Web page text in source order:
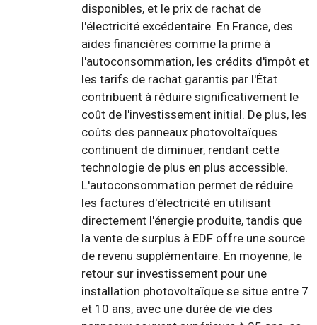
disponibles, et le prix de rachat de
l'électricité excédentaire. En France, des
aides financières comme la prime à
l'autoconsommation, les crédits d'impôt et
les tarifs de rachat garantis par l'État
contribuent à réduire significativement le
coût de l'investissement initial. De plus, les
coûts des panneaux photovoltaïques
continuent de diminuer, rendant cette
technologie de plus en plus accessible.
L'autoconsommation permet de réduire
les factures d'électricité en utilisant
directement l'énergie produite, tandis que
la vente de surplus à EDF offre une source
de revenu supplémentaire. En moyenne, le
retour sur investissement pour une
installation photovoltaïque se situe entre 7
et 10 ans, avec une durée de vie des